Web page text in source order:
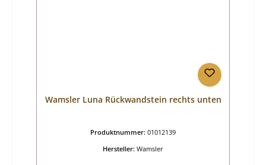
Wamsler Luna Rückwandstein rechts unten
Produktnummer: 01012139
Hersteller: Wamsler